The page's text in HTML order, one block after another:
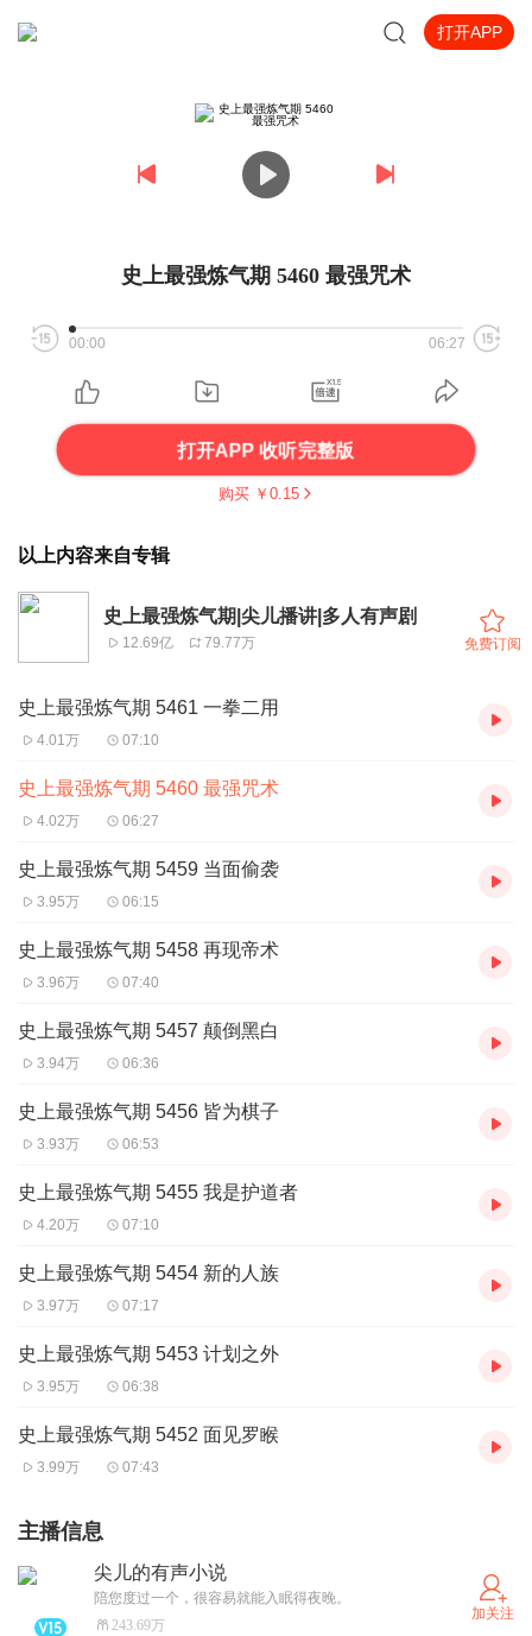
打开APP
史上最强炼气期 5460 最强咒术
00:00 06:27
打开APP 收听完整版
购买 ￥ 0.15
以上内容来自专辑
史上最强炼气期|尖儿播讲|多人有声剧
12.69亿 79.77万 免费订阅
史上最强炼气期 5461 一拳二用
4.01万 07:10
史上最强炼气期 5460 最强咒术
4.02万 06:27
史上最强炼气期 5459 当面偷袭
3.95万 06:15
史上最强炼气期 5458 再现帝术
3.96万 07:40
史上最强炼气期 5457 颠倒黑白
3.94万 06:36
史上最强炼气期 5456 皆为棋子
3.93万 06:53
史上最强炼气期 5455 我是护道者
4.20万 07:10
史上最强炼气期 5454 新的人族
3.97万 07:17
史上最强炼气期 5453 计划之外
3.95万 06:38
史上最强炼气期 5452 面见罗睺
3.99万 07:43
主播信息
尖儿的有声小说
陪您度过一个，很容易就能入眠得夜晚。
243.69万
加关注